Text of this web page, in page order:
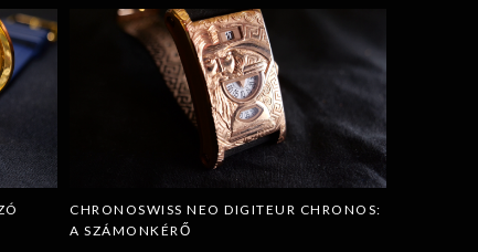
CHRONOSWISS NEO DIGITEUR CHRONOS:
A SZÁMONKÉRŐ